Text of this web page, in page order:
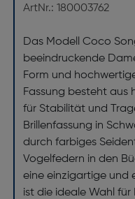
ArtNr.: 180003762
Das Modell Coco
beeindruckende
Form und
Fassung besteht
für Stabilität und
Brillenfassung in
durch farbiges
Vogelfedern in den
eine einzigartige und
ist die ideale Wahl für